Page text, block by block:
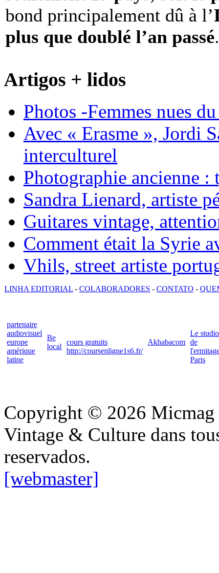
bond principalement dû à l’
plus que doublé l’an passé.
Artigos + lidos
Photos -Femmes nues
Avec « Erasme », Jordi
interculturel
Photographie ancienne :
Sandra Lienard, artiste
Guitares vintage,
Comment était la Syrie
Vhils, street artiste
LINHA EDITORIAL - COLABORADORES - CONTATO -
partenaire
audiovisuel
europe
amérique
latine
Be
local
cours gratuits
http://coursenligne1s6.fr/
Akhabacom
Le studio
de
Paris
Copyright © 2026 Micmag
Vintage & Culture dans
reservados.
[webmaster]